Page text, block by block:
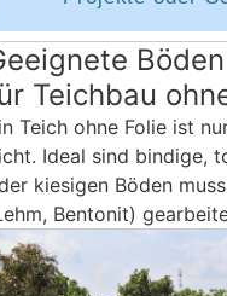
Teichbau
Teich ohne Folie ist
Ideal sind bindige,
kiesigen Böden
Bentonit)